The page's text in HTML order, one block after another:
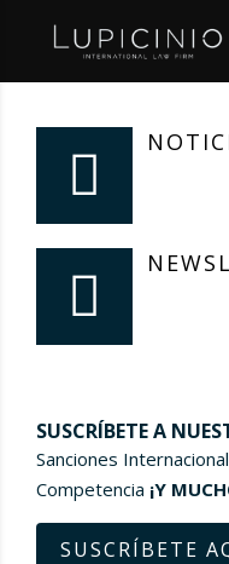
SUSCRÍBETE A
Sanciones
Competencia ¡Y
SUSCRÍBETE